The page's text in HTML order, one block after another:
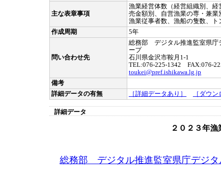
主な表章事項
漁業経営体数（経営組織別、
売金額別、自営漁業の専・兼
漁業従事者数、漁船の隻数、ト
作成周期
5年
問い合わせ先
総務部 デジタル推進監室県庁
ープ
石川県金沢市鞍月1-1
TEL:076-225-1342 FAX:076-
toukei@pref.ishikawa.lg.jp
備考
詳細データの有無
［詳細データあり］ ［ダウ
詳細データ
２０２３年
総務部 デジタル推進監室県庁デジ